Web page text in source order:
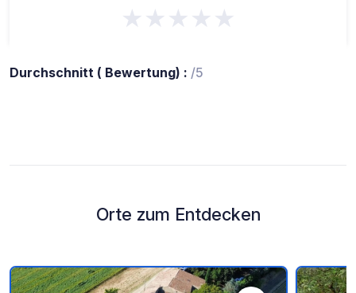
★★★★★
Durchschnitt ( Bewertung) : /5
Orte zum Entdecken